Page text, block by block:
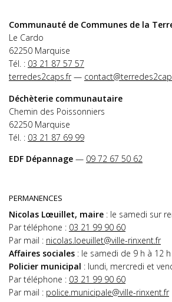
Communauté de Communes de la
Le Cardo
62250 Marquise
Tél. : 03 21 87 57 57
terredes2caps.fr—
Déchèterie communautaire
Chemin des Poissonniers
62250 Marquise
Tél. : 03 21 87 69 99
EDF Dépannage — 09 72 67 50 62
PERMANENCES
Nicolas Lœuillet, maire : le samedi sur
Par téléphone : 03 21 99 90 60
Par mail : nicolas.loeuillet@ville-rinxent.fr
Affaires sociales : le samedi de 9 h à 12
Policier municipal : lundi, mercredi et
Par téléphone : 03 21 99 90 60
Par mail : police.municipale@ville-rinxent.fr